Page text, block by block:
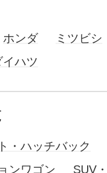
ホンダ
ミツビシ
イハツ
・ハッチバック
ンワゴン
SUV